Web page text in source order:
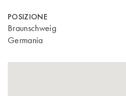
POSIZIONE
Braunschweig
Germania